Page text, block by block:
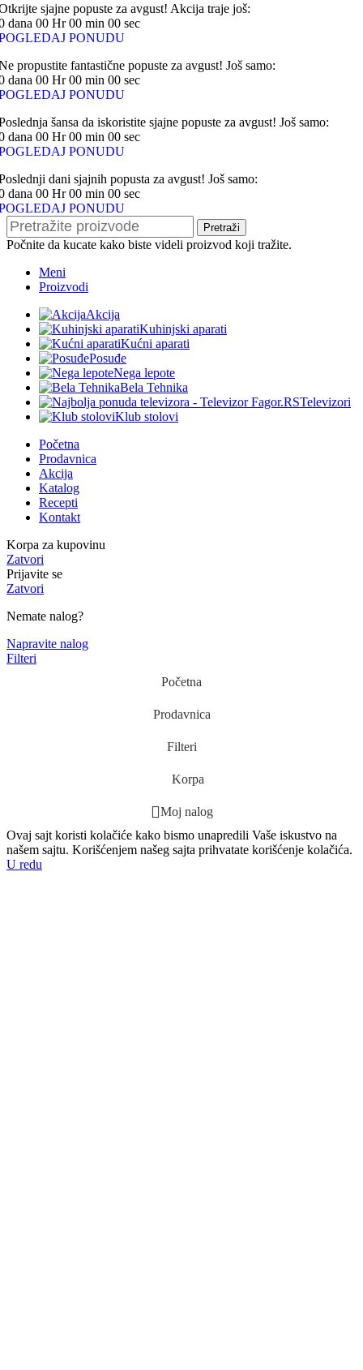
sjajne popuste za avgust! Akcija traje još:
dana 00 Hr00 min 00 sec
PONUDU
propustite fantastične popuste za avgust! Još samo:
dana 00 Hr00 min 00 sec
PONUDU
šansa da iskoristite sjajne popuste za avgust! Još samo:
dana 00 Hr00 min 00 sec
PONUDU
dani sjajnih popusta za avgust! Još samo:
dana 00 Hr00 min 00 sec
PONUDU
Pretraži
Počnite da kucate kako biste videli proizvod koji tražite.
Meni
Proizvodi
Akcija
Kuhinjski aparati
Kućni aparati
Posuđe
Nega lepote
Bela Tehnika
Televizori
Klub stolovi
Početna
Prodavnica
Akcija
Katalog
Recepti
Kontakt
Korpa za kupovinu
Zatvori
Prijavite se
Zatvori
Nemate nalog?
Napravite nalog
Filteri
Početna
Prodavnica
Filteri
Korpa
Moj nalog
Ovaj sajt koristi kolačiće kako bismo unapredili Vaše iskustvo na
našem sajtu. Korišćenjem našeg sajta prihvatate korišćenje kolačića.
U redu